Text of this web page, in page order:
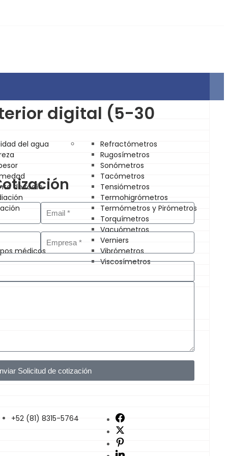
del agua
de rocío
médicos
Refractómetros
Rugosímetros
Sonómetros
Tacómetros
Tensiómetros
Termohigrómetros
Termómetros y Pirómetros
Torquímetros
Vacuómetros
Verniers
Vibrómetros
Viscosímetros
digital (5-30
Solicitud de cotización
+52 (81) 8315-5764